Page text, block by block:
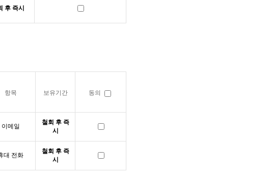
후 즉시
항목 보유기간 동의
이메일
철회 후 즉
시
대 전화
철회 후 즉
시